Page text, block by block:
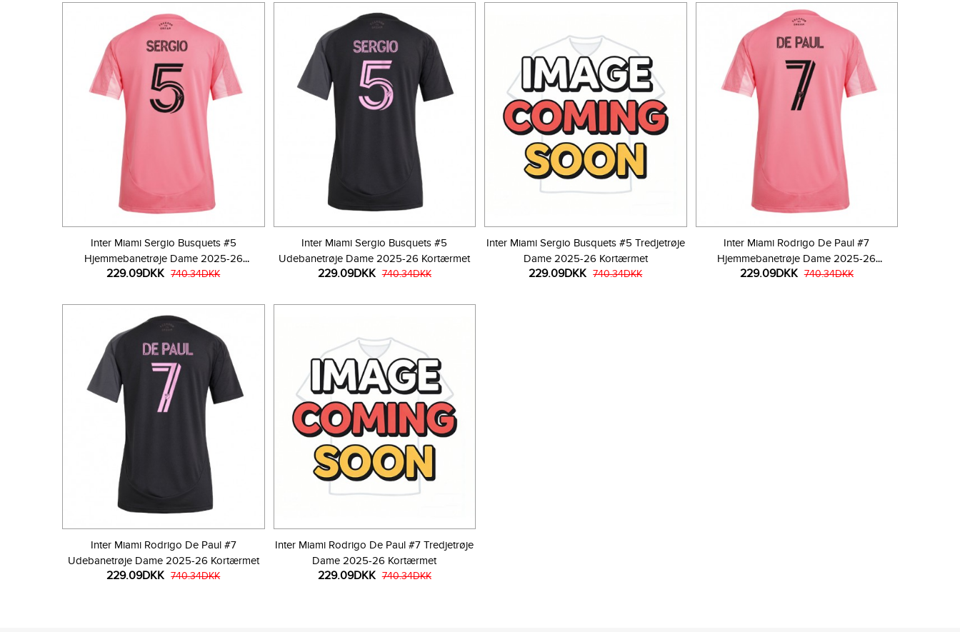
Inter Miami Sergio Busquets #5
Hjemmebanetrøje Dame 2025-26
Kortærmet
229.09DKK 740.34DKK
Inter Miami Sergio Busquets #5
Udebanetrøje Dame 2025-26 Kortærmet
229.09DKK 740.34DKK
Inter Miami Sergio Busquets #5 Tredjetrøje
Dame 2025-26 Kortærmet
229.09DKK 740.34DKK
Inter Miami Rodrigo De Paul #7
Hjemmebanetrøje Dame 2025-26
Kortærmet
229.09DKK 740.34DKK
Inter Miami Rodrigo De Paul #7
Udebanetrøje Dame 2025-26 Kortærmet
229.09DKK 740.34DKK
Inter Miami Rodrigo De Paul #7 Tredjetrøje
Dame 2025-26 Kortærmet
229.09DKK 740.34DKK